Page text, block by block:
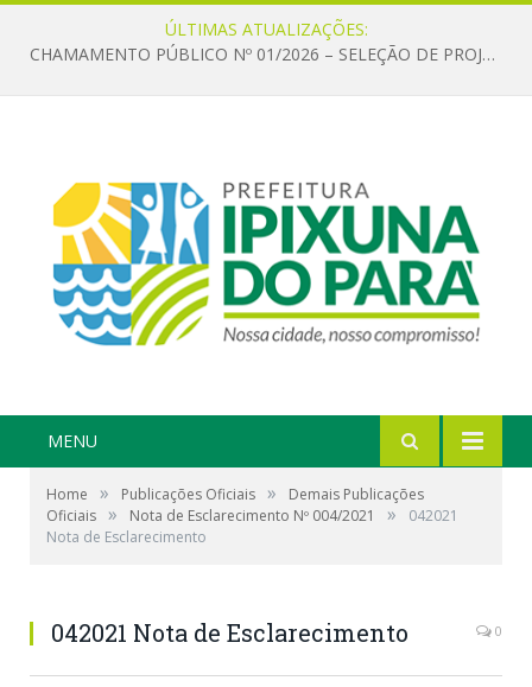
ÚLTIMAS ATUALIZAÇÕES:
CHAMAMENTO PÚBLICO Nº 01/2026 – SELEÇÃO DE PROJETOS PARA FIRMAR TERMO DE EXECUÇÃO CULTURAL COM RECURSOS DA POLÍTICA NACIONAL ALDIR BLANC DE FOMENTO À CULTURA – PNAB (LEI Nº 14.399/2022)
MENU
Home » Publicações Oficiais »
Demais Publicações
Oficiais » Nota de Esclarecimento Nº 004/2021 »
042021
Nota de Esclarecimento
042021 Nota de Esclarecimento 0